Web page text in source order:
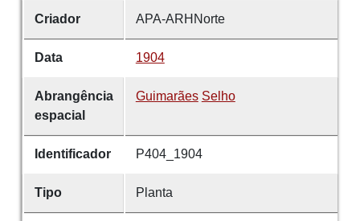
Criador APA-ARHNorte
Data 1904
Abrangência
espacial
Guimarães Selho
Identificador P404_1904
Tipo Planta